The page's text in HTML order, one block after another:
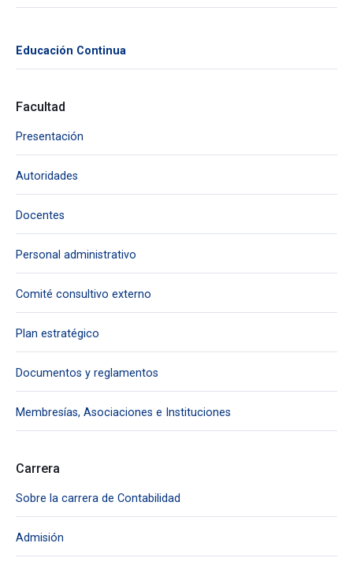
Educación Continua
Facultad
Presentación
Autoridades
Docentes
Personal administrativo
Comité consultivo externo
Plan estratégico
Documentos y reglamentos
Membresías, Asociaciones e Instituciones
Carrera
Sobre la carrera de Contabilidad
Admisión